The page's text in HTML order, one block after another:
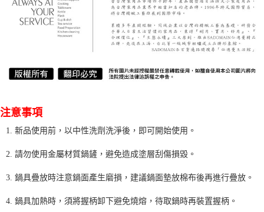
注意事項
1. 新品使用前，以中性洗劑洗淨後，即可開始使用。
2. 請勿使用金屬材質鍋鏟，避免造成塗層刮傷損毀。
3. 鍋具疊放時注意鍋面產生磨損，建議鍋面墊放棉布後再進行疊放。
4. 鍋具加熱時，須將握柄卸下避免燒熔，待取鍋時再裝置握柄。